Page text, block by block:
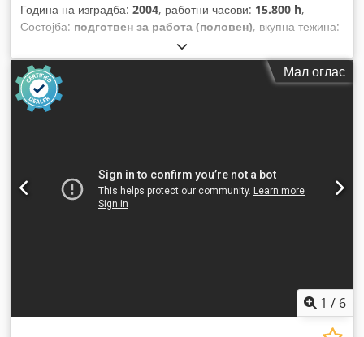
Година на изградба: 2004, работни часови: 15.800 h,
Состојба: подготвен за работа (половен), вкупна тежина:
Мал оглас
1 / 6